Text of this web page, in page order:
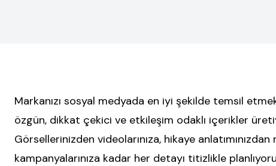
Markanızı sosyal medyada en iyi şekilde temsil
özgün, dikkat çekici ve etkileşim odaklı içerikler
Görsellerinizden videolarınıza, hikaye anlatımınızdan
kampanyalarınıza kadar her detayı titizlikle